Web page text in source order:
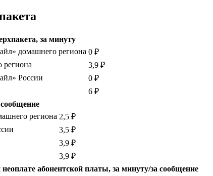
за минуту
домашнего региона 0 ₽
региона
3,9 ₽
России
0 ₽
6 ₽
региона 2,5 ₽
3,5 ₽
3,9 ₽
3,9 ₽
абонентской платы, за минуту/за сообщение